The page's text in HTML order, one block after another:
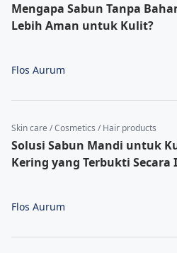
Mengapa Sabun Tanpa
Lebih Aman untuk Kulit?
Flos Aurum
Skin care / Cosmetics / Hair products
Solusi Sabun Mandi untuk
Kering yang Terbukti Secara
Flos Aurum